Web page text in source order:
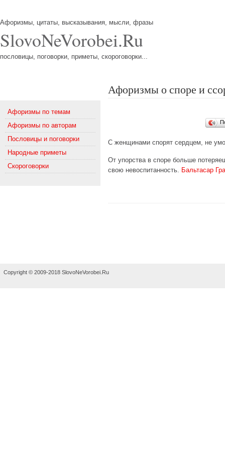
Афоризмы, цитаты, высказывания, мысли, фразы
SlovoNeVorobei.Ru
пословицы, поговорки, приметы, скороговорки...
Афоризмы по темам
Афоризмы по авторам
Пословицы и поговорки
Народные приметы
Скороговорки
Афоризмы о споре и
С женщинами спорят сердцем, не
От упорства в споре больше
свою невоспитанность. Бальтасар
Copyright © 2009-2018 SlovoNeVorobei.Ru